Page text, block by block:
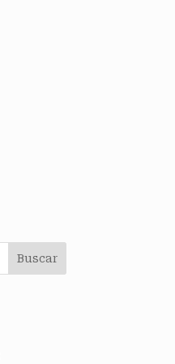
Buscar